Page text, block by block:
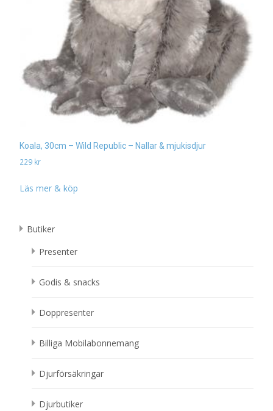
Koala, 30cm – Wild Republic – Nallar & mjukisdjur
229 kr
Läs mer & köp
Butiker
Presenter
Godis & snacks
Doppresenter
Billiga Mobilabonnemang
Djurförsäkringar
Djurbutiker